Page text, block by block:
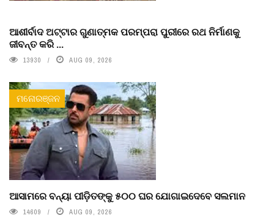
ଆଶୀର୍ବାଦ ଅଟ୍ଟାର ଗୁଣାତ୍ମକ ପରମ୍ପରା ପୁରୀରେ ରଥ ନିର୍ମାଣକୁ
ଜୀବନ୍ତ କରି ...
13930 AUG 09, 2026
ମନୋରଞ୍ଜନ
ଆସାମରେ ବନ୍ୟା ପୀଡ଼ିତଙ୍କୁ ୫୦୦ ଘର ଯୋଗାଇଦେବେ ସଲମାନ
14609 AUG 09, 2026